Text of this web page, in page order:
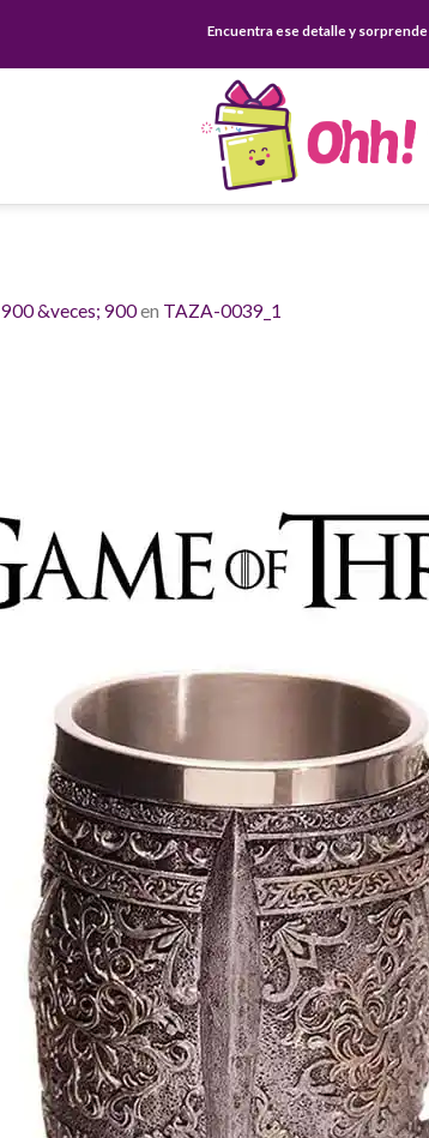
Encuentra ese detalle y sorprende
900 &veces; 900en TAZA-0039_1